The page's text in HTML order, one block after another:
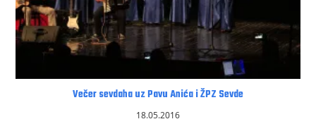
Večer sevdaha uz Pavu Anića i ŽPZ Sevde
18.05.2016